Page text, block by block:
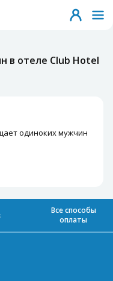
в отеле Club Hotel
одиноких мужчин
Все способы
оплаты